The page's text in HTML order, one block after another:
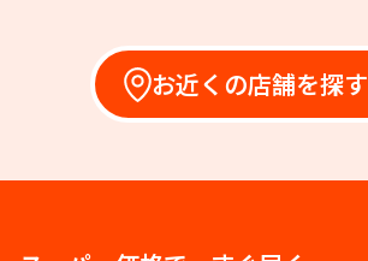
お近くの店舗を探す